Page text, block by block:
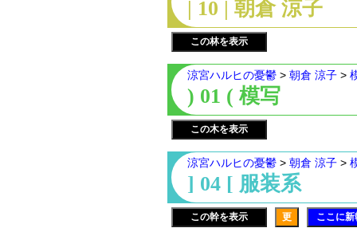
| 10 | 朝倉 涼子
この林を表示
涼宮ハルヒの憂鬱 > 朝倉 涼子 >
) 01 ( 模写
この木を表示
涼宮ハルヒの憂鬱 > 朝倉 涼子 >
] 04 [ 服装系
この幹を表示 更 ここに